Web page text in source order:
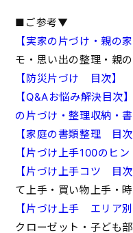
■ご参考▼
【実家の片づけ・親の
モ・思い出の整理・親
【防災片づけ 目次】
【Q&Aお悩み解決目次
の片づけ・整理収納・
【家庭の書類整理 目次
【片づけ上手100のヒン
【片づけ上手コツ 目次
て上手・買い物上手・
【片づけ上手 エリア
クローゼット・子ども